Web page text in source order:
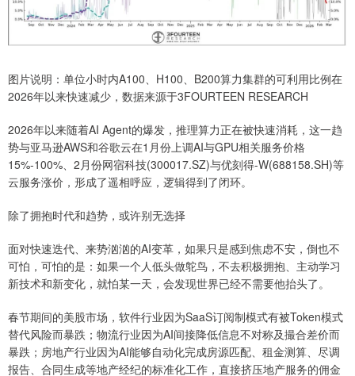
图片说明：单位小时内A100、H100、B200算力集群的可利用比例在
2026年以来快速减少，数据来源于3FOURTEEN RESEARCH
2026年以来随着AI Agent的爆发，推理算力正在被快速消耗，这一趋
势与亚马逊AWS和谷歌云在1月份上调AI与GPU相关服务价格
15%-100%、2月份网宿科技(300017.SZ)与优刻得-W(688158.SH)等
云服务涨价，形成了遥相呼应，逻辑得到了闭环。
除了拥抱时代和趋势，或许别无选择
面对快速迭代、来势汹汹的AI变革，如果只是感到焦虑不安，倒也不
可怕，可怕的是：如果一个人低头做鸵鸟，不去积极拥抱、主动学习
新技术和新变化，就怕某一天，会发现世界已经不需要他抬头了。
春节期间的美股市场，软件行业因为SaaS订阅制模式有被Token模式
替代风险而暴跌；物流行业因为AI间接降低信息不对称及撮合差价而
暴跌；房地产行业因为AI能够自动化完成房源匹配、租金测算、尽调
报告、合同生成等地产经纪的标准化工作，直接挤压地产服务的佣金